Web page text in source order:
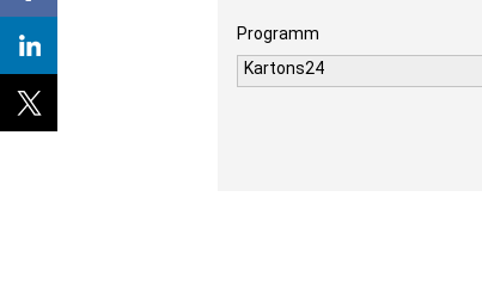
Programm
Kartons24